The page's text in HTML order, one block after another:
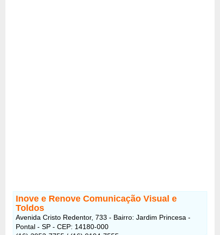
Inove e Renove Comunicação Visual e
Toldos
Avenida Cristo Redentor, 733 - Bairro: Jardim Princesa -
Pontal - SP - CEP: 14180-000